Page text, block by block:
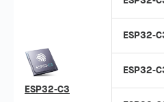
ESP32-C3
ESP32-
ESP32-